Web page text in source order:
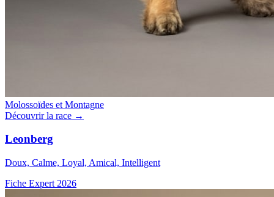
Molossoïdes et Montagne
Découvrir la race →
Leonberg
Doux, Calme, Loyal, Amical, Intelligent
Fiche Expert 2026